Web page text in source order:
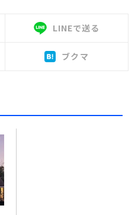
LINEで送る
ブクマ